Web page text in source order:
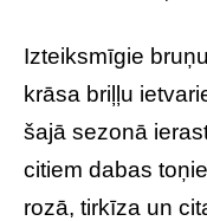
Izteiksmīgie
krāsa briļļu
šajā sezonā
citiem dabas
rozā, tirkīza un